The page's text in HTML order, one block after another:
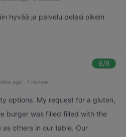
hyvää ja palvelu pelasi oikein
6/6
ago · 1 review
options. My request for a gluten,
burger was filled filled with the
others in our table. Our